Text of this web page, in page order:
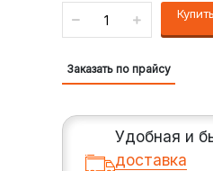
Купить
Заказать по прайсу
Удобная и
доставка